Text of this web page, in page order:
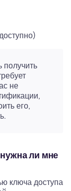
получить
не
его,
ли мне
ключа доступа